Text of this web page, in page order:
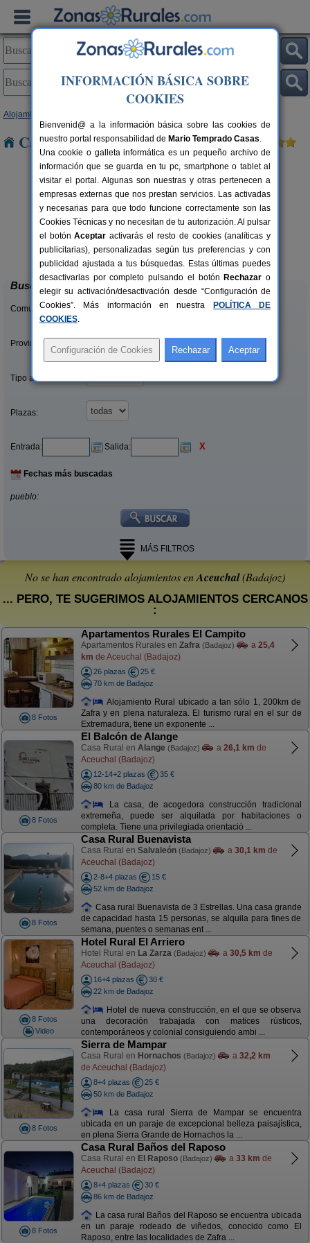
Alojamientos
Casas Rurales cerca de Aceuchal
8+2 pers.
desde30 €
El Carrasca
El Carrascalejo (Badajoz)
Buscar
Comunidades:
Provincias/Islas:
Tipo alquiler:
Plazas:
Entrada: Salida: X
Fechas más buscadas
pueblo:
MÁS FILTROS
No se han encontrado alojamientos enAceuchal(Badajoz)
... PERO, TE SUGERIMOS ALOJAMIENTOS CERCANOS
:
8 Fotos
Apartamentos Rurales El Campito
Apartamentos Rurales en Zafra (Badajoz) a 25,4
km de Aceuchal (Badajoz)
26 plazas
25 €
70 km de Badajoz
Alojamiento Rural ubicado a tan sólo 1, 200km de
Zafra y en plena naturaleza. El turismo rural en el sur de
Extremadura, tiene un exponente ...
8 Fotos
El Balcón de Alange
Casa Rural en Alange (Badajoz) a 26,1 km de
Aceuchal (Badajoz)
12-14+2 plazas
35 €
80 km de Badajoz
La casa, de acogedora construcción tradicional
extremeña, puede ser alquilada por habitaciones o
completa. Tiene una privilegiada orientació ...
8 Fotos
Casa Rural Buenavista
Casa Rural en Salvaleón (Badajoz) a 30,1 km de
Aceuchal (Badajoz)
2-8+4 plazas
15 €
52 km de Badajoz
Casa rural Buenavista de 3 Estrellas. Una casa grande
de capacidad hasta 15 personas, se alquila para fines de
semana, puentes o semanas ent ...
8 Fotos
Video
Hotel Rural El Arriero
Hotel Rural en La Zarza (Badajoz) a 30,5 km de
Aceuchal (Badajoz)
16+4 plazas
30 €
22 km de Badajoz
Hotel de nueva construcción, en el que se observa
una decoración trabajada con matices rústicos,
contemporáneos y colonial consiguiendo ambi ...
8 Fotos
Sierra de Mampar
Casa Rural en Hornachos (Badajoz) a 32,2 km
de Aceuchal (Badajoz)
8+4 plazas
25 €
50 km de Badajoz
La casa rural Sierra de Mampar se encuentra
ubicada en un paraje de excepcional belleza paisajística,
en plena Sierra Grande de Hornachos la ...
8 Fotos
Casa Rural Baños del Raposo
Casa Rural en El Raposo (Badajoz) a 33 km de
Aceuchal (Badajoz)
8+4 plazas
30 €
86 km de Badajoz
La casa rural Baños del Raposo se encuentra ubicada
en un paraje rodeado de viñedos, conocido como El
Raposo, entre las localidades de Zafra ...
INFORMACIÓN BÁSICA SOBRE
COOKIES
Bienvenid@ a la información básica sobre las cookies de
nuestro portal responsabilidad de Mario Temprado Casas.
Una cookie o galleta informática es un pequeño archivo de
información que se guarda en tu pc, smartphone o tablet al
visitar el portal. Algunas son nuestras y otras pertenecen a
empresas externas que nos prestan servicios. Las activadas
y necesarias para que todo funcione correctamente son las
Cookies Técnicas y no necesitan de tu autorización. Al pulsar
el botónAceptar activarás el resto de cookies (analíticas y
publicitarias), personalizadas según tus preferencias y con
publicidad ajustada a tus búsquedas. Estas últimas puedes
desactivarlas por completo pulsando el botón Rechazar o
elegir su activación/desactivación desde “Configuración de
Cookies”. Más información en nuestra
POLÍTICA DE
COOKIES.